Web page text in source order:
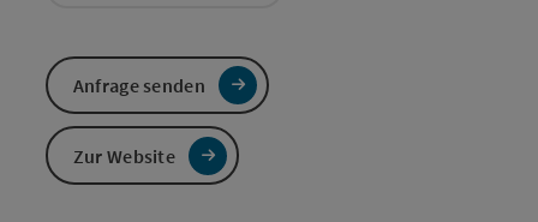
Anfrage senden
Zur Website